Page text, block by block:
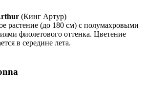
(Кинг Артур)
растение (до 180 см) с полумахровыми
фиолетового оттенка. Цветение
в середине лета.